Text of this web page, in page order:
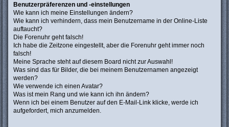
Benutzerpräferenzen und -einstellungen
Wie kann ich meine Einstellungen ändern?
Wie kann ich verhindern, dass mein Benutzername in der Online-Liste
auftaucht?
Die Forenuhr geht falsch!
Ich habe die Zeitzone eingestellt, aber die Forenuhr geht immer noch
falsch!
Meine Sprache steht auf diesem Board nicht zur Auswahl!
Was sind das für Bilder, die bei meinem Benutzernamen angezeigt
werden?
Wie verwende ich einen Avatar?
Was ist mein Rang und wie kann ich ihn ändern?
Wenn ich bei einem Benutzer auf den E-Mail-Link klicke, werde ich
aufgefordert, mich anzumelden.